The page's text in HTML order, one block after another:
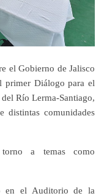
el Gobierno de Jalisco
primer Diálogo para el
Río Lerma-Santiago,
distintas comunidades
a temas como
en el Auditorio de la